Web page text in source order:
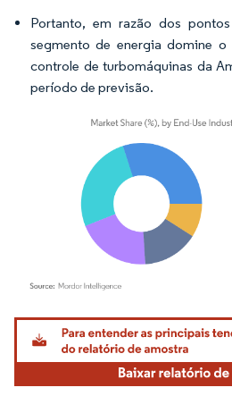
Portanto, em razão dos
segmento de energia domine
controle de turbomáquinas da
período de previsão.
Imagem © Mordor Intelligence. O reuso